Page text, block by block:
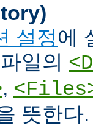
설정에
일의
,
뜻한다.